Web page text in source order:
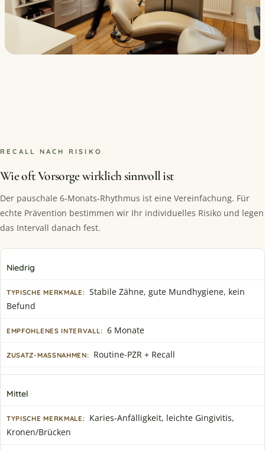
RECALL NACH RISIKO
Wie oft Vorsorge wirklich sinnvoll ist
Der pauschale 6-Monats-Rhythmus ist eine Vereinfachung. Für
echte Prävention bestimmen wir Ihr individuelles Risiko und legen
das Intervall danach fest.
Niedrig
Stabile Zähne, gute Mundhygiene, kein
Befund
6 Monate
Routine-PZR + Recall
Mittel
Karies-Anfälligkeit, leichte Gingivitis,
Kronen/Brücken